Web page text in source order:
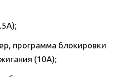
программа блокировки
(10А);